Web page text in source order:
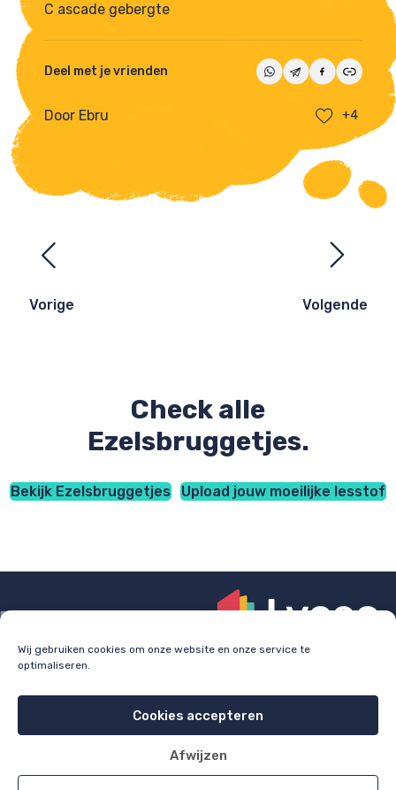
Wij gebruiken cookies om onze website en onze service te
optimaliseren.
Cookies accepteren
Afwijzen
C ascade gebergte
Deel met je vrienden
Door Ebru +4
Ezelsbruggetjes
navigatie
Vorige Volgende
Check alle
Ezelsbruggetjes.
Bekijk Ezelsbruggetjes Upload jouw moeilijke lesstof
examentraining.
All rights reserved 2026